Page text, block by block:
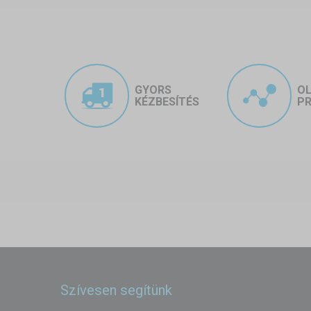
GYORS
KÉZBESÍTÉS
Szívesen segítünk